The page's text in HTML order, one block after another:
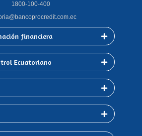
1800-100-400
financiera
Ecuatoriano